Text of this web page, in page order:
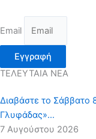
Email
Εγγραφή
ΤΕΛΕΥΤΑΙΑ ΝΕΑ
Διαβάστε το Σάββατο
Γλυφάδας»…
7 Αυγούστου 2026